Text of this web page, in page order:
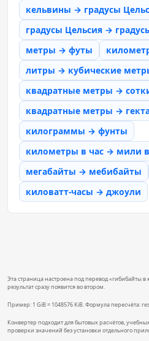
кельвины → градусы
градусы Цельсия →
метры → футы
литры → кубические
квадратные метры →
квадратные метры →
килограммы → фунты
километры в час → мили
мегабайты → мебибайты
киловатт-часы → джоули
Эта страница настроена под перевод «гибибайты
результат сразу появится во втором.
Пример: 1 GiB = 1048576 KiB. Формула пересчёта:
Конвертер подходит для бытовых расчётов,
проверки значений без установки отдельного